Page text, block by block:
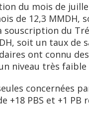
du mois de
de 12,3 MMDH,
du
soit un taux de
ont connu
niveau très faible
concernées
+18 PBS et +1